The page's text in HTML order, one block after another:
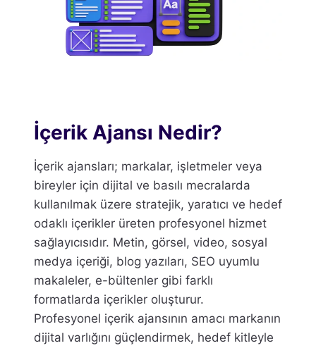
İçerik Ajansı Nedir?
İçerik ajansları; markalar, işletmeler veya
bireyler için dijital ve basılı mecralarda
kullanılmak üzere stratejik, yaratıcı ve hedef
odaklı içerikler üreten profesyonel hizmet
sağlayıcısıdır. Metin, görsel, video, sosyal
medya içeriği, blog yazıları, SEO uyumlu
makaleler, e-bültenler gibi farklı
formatlarda içerikler oluşturur.
Profesyonel içerik ajansının amacı markanın
dijital varlığını güçlendirmek, hedef kitleyle